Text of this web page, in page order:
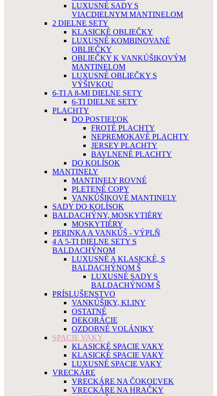
LUXUSNÉ SADY S
VIACDIELNYM MANTINELOM
2 DIELNE SETY
KLASICKÉ OBLIEČKY
LUXUSNÉ KOMBINOVANÉ
OBLIEČKY
OBLIEČKY K VANKÚŠIKOVÝM
MANTINELOM
LUXUSNÉ OBLIEČKY S
VÝŠIVKOU
6-TI A 8-MI DIELNE SETY
6-TI DIELNE SETY
PLACHTY
DO POSTIEĽOK
FROTÉ PLACHTY
NEPREMOKAVÉ PLACHTY
JERSEY PLACHTY
BAVLNENÉ PLACHTY
DO KOLÍSOK
MANTINELY
MANTINELY ROVNÉ
PLETENÉ COPY
VANKÚŠIKOVÉ MANTINELY
SADY DO KOLÍSOK
BALDACHÝNY, MOSKYTIÉRY
MOSKYTIÉRY
PERINKA A VANKÚŠ - VÝPLŇ
4 A 5-TI DIELNE SETY S
BALDACHÝNOM
LUXUSNÉ A KLASICKÉ, S
BALDACHÝNOM Š
LUXUSNÉ SADY S
BALDACHÝNOM Š
PRÍSLUŠENSTVO
VANKÚŠIKY, KLINY
OSTATNÉ
DEKORÁCIE
OZDOBNÉ VOLÁNIKY
SPACIE VAKY
KLASICKÉ SPACIE VAKY
KLASICKÉ SPACIE VAKY
LUXUSNÉ SPACIE VAKY
VRECKÁRE
VRECKÁRE NA ČOKOĽVEK
VRECKÁRE NA HRAČKY